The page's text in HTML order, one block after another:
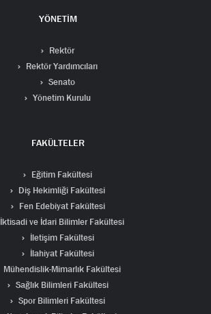
YÖNETİM
Rektör
Rektör Yardımcıları
Senato
Yönetim Kurulu
FAKÜLTELER
Eğitim Fakültesi
Diş Hekimliği Fakültesi
Fen Edebiyat Fakültesi
İktisadi ve İdari Bilimler Fakültesi
İletişim Fakültesi
İlahiyat Fakültesi
Mühendislik-Mimarlık Fakültesi
Sağlık Bilimleri Fakültesi
Spor Bilimleri Fakültesi